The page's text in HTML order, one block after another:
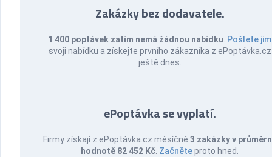
Zakázky bez dodavatele.
1 400 poptávek zatím nemá žádnou nabídku Pošlete jim
svoji nabídku a získejte prvního zákazníka z ePoptávka.cz
ještě dnes.
ePoptávka se vyplatí.
Firmy získají z ePoptávka.cz měsíčně 3 zakázky v
hodnotě 82 452 Kč Začněteproto hned.